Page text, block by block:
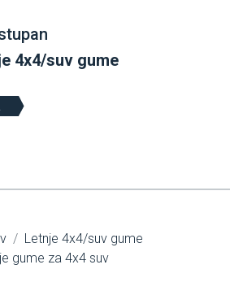
4x4/suv gume
Letnje 4x4/suv gume
gume za 4x4 suv